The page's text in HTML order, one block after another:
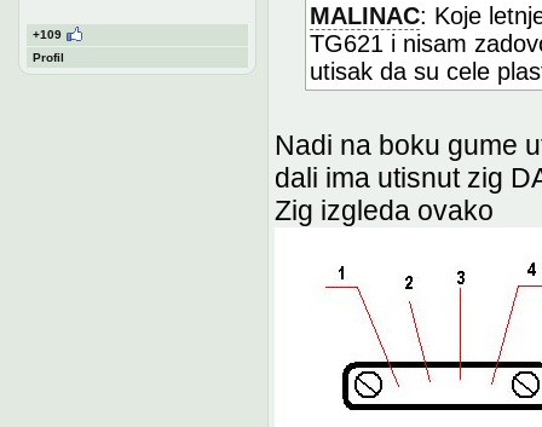
+109
Profil
MALINAC: Koje
TG621 i nisam
utisak da su cele
Nadi na boku gume
dali ima utisnut zig
Zig izgleda ovako